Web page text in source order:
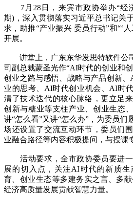
7月28日，来宾市政协举办“经
期)，深入贯彻落实习近平总书记关
求，助推“产业振兴 委员行动”和“‘
开展。
讲堂上，广东东华发思特软件公
司副总裁蒙圣光作“AI时代的创业和
创业之路与感悟、战略与产品创新
业的思考、AI时代创业机会、AI时
清了技术迭代的核心脉络，更立足
创新与糖业等支柱产业、创业生态
讲“怎么看”又讲“怎么办”，为委员们
场还设置了交流互动环节，委员们
业融合路径等内容积极提问，与授课
活动要求，全市政协委员要进一
展的切入点，关注AI时代的新质生
育、创业生态等多建务实之言、多
经济高质量发展贡献智慧力量。